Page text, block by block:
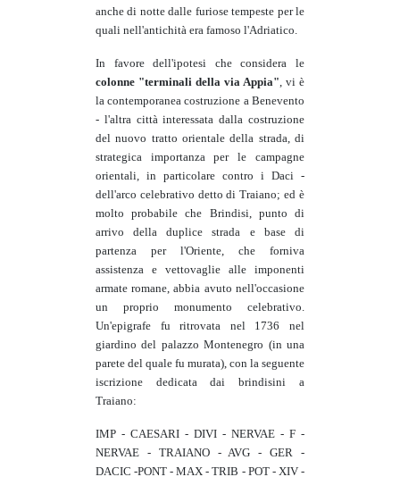
anche di notte dalle furiose tempeste per le
quali nell'antichità era famoso l'Adriatico.
In favore dell'ipotesi che considera le
colonne "terminali della via Appia" , vi è
la contemporanea costruzione a Benevento
- l'altra città interessata dalla costruzione
del nuovo tratto orientale della strada, di
strategica importanza per le campagne
orientali, in particolare contro i Daci -
dell'arco celebrativo detto di Traiano; ed è
molto probabile che Brindisi, punto di
arrivo della duplice strada e base di
partenza per l'Oriente, che forniva
assistenza e vettovaglie alle imponenti
armate romane, abbia avuto nell'occasione
un proprio monumento celebrativo.
Un'epigrafe fu ritrovata nel 1736 nel
giardino del palazzo Montenegro (in una
parete del quale fu murata), con la seguente
iscrizione dedicata dai brindisini a
Traiano:
IMP - CAESARI - DIVI - NERVAE - F -
NERVAE - TRAIANO - AVG - GER -
DACIC -PONT - MAX - TRIB - POT - XIV -